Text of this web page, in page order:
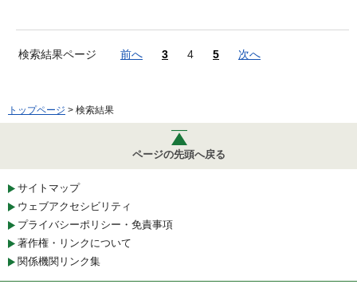
検索結果ページ 前へ 3 4 5 次へ
トップページ > 検索結果
ページの先頭へ戻る
サイトマップ
ウェブアクセシビリティ
プライバシーポリシー・免責事項
著作権・リンクについて
関係機関リンク集